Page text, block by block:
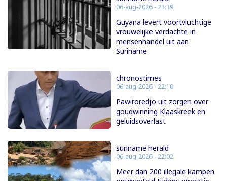
06-aug-2026 - 23:39
Guyana levert voortvluchtige
vrouwelijke verdachte in
mensenhandel uit aan
Suriname
chronostimes
06-aug-2026 - 22:10
Pawiroredjo uit zorgen over
goudwinning Klaaskreek en
geluidsoverlast
suriname herald
06-aug-2026 - 22:02
Meer dan 200 illegale kampen